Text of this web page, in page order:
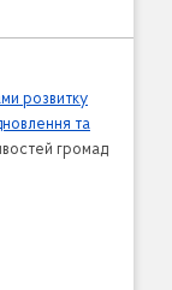
розвитку
та
громад